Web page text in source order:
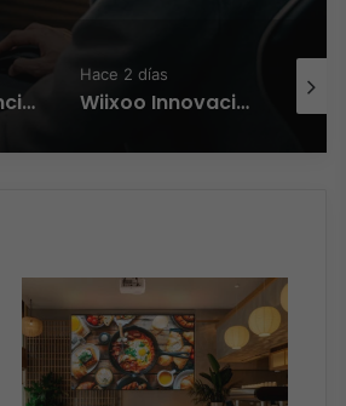
Wiixoo Innovación, escalabilidad y democratización de la tecnología en México
Hace 2 días
Licencias OnLine y Radware la IA que redefine la estrategia de ciberseguridad